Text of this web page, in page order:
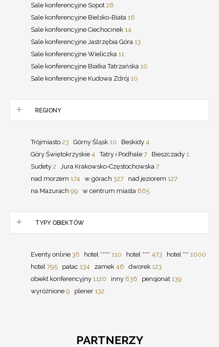
Sale konferencyjne Sopot 26
Sale konferencyjne Bielsko-Biała 16
Sale konferencyjne Ciechocinek 14
Sale konferencyjne Jastrzębia Góra 13
Sale konferencyjne Wieliczka 11
Sale konferencyjne Białka Tatrzańska 10
Sale konferencyjne Kudowa Zdrój 10
REGIONY
Trójmiasto 23 Górny Śląsk 10 Beskidy 4
Góry Świętokrzyskie 4 Tatry i Podhale 7 Bieszczady 1
Sudety 2 Jura Krakowsko-Częstochowska 7
nad morzem 174 w górach 327 nad jeziorem 127
na Mazurach 99 w centrum miasta 865
TYPY OBIEKTÓW
Eventy online 36 hotel ***** 110 hotel **** 473 hotel *** 1000
hotel 795 pałac 134 zamek 46 dworek 123
obiekt konferencyjny 1120 inny 836 pensjonat 139
wyróżnione 9 plener 132
PARTNERZY